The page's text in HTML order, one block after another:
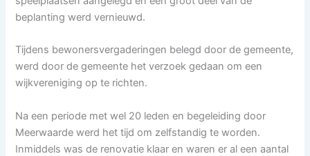
beplanting werd vernieuwd.
Tijdens bewonersvergaderingen belegd door de gemeente,
werd door de gemeente het verzoek gedaan om een
wijkvereniging op te richten.
Na een periode met wel 20 leden en begeleiding door
Meerwaarde werd het tijd om zelfstandig te worden.
Inmiddels was de renovatie klaar en waren er al een aantal